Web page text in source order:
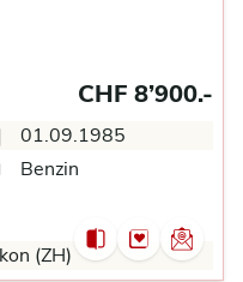
CHF 8’900.-
01.09.1985
Benzin
(ZH)